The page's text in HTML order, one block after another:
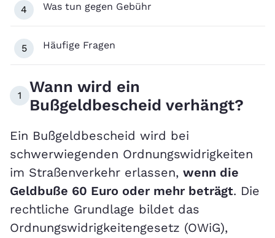
4 Was tun gegen Gebühr
5 Häufige Fragen
1
Wann wird ein
Bußgeldbescheid verhängt?
Ein Bußgeldbescheid wird bei
schwerwiegenden Ordnungswidrigkeiten
im Straßenverkehr erlassen, wenn die
Geldbuße 60 Euro oder mehr beträgt. Die
rechtliche Grundlage bildet das
Ordnungswidrigkeitengesetz (OWiG),